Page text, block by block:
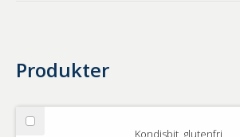
Produkter
Välj
Kondisbit, glutenfri